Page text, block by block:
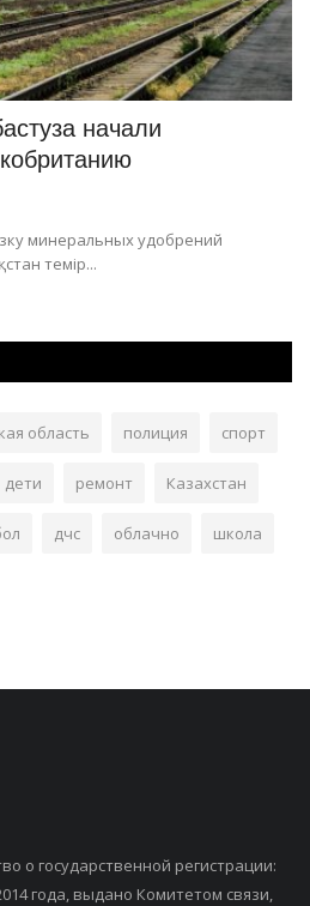
день домбры
на «Ertis Promenade».
область полиция спорт
дети ремонт Казахстан
дчс облачно школа
о государственной регистрации:
года, выдано Комитетом связи,